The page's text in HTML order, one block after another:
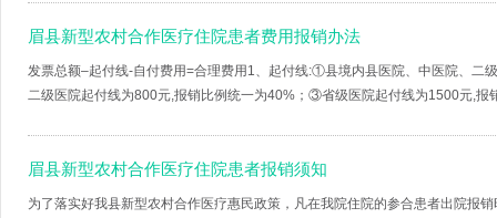
眉县新型农村合作医疗住院患者费用报销办法
发票总额–起付线-自付费用=合理费用1、起付线:①县境内县医院、中医院、
二级医院起付线为800元,报销比例统一为40%；③省级医院起付线为1500元,报
眉县新型农村合作医疗住院患者报销须知
为了落实好我县新型农村合作医疗惠民政策，凡在我院住院的参合患者出院报